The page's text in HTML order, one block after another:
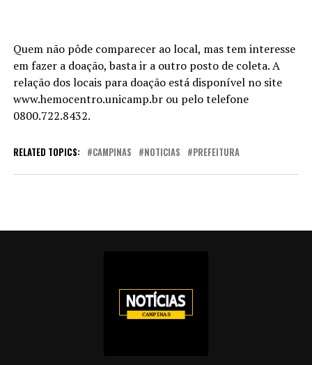
Quem não pôde comparecer ao local, mas tem interesse
em fazer a doação, basta ir a outro posto de coleta. A
relação dos locais para doação está disponível no site
www.hemocentro.unicamp.br ou pelo telefone
0800.722.8432.
RELATED TOPICS: CAMPINAS NOTICIAS PREFEITURA